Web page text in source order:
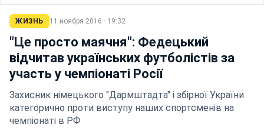
ЖИЗНЬ 11 ноября 2016 · 19:32
"Це просто маячня": Федецький
відчитав українських футболістів за
участь у чемпіонаті Росії
Захисник німецького "Дармштадта" і збірної України
категорично проти виступу наших спортсменів на
чемпіонаті в РФ